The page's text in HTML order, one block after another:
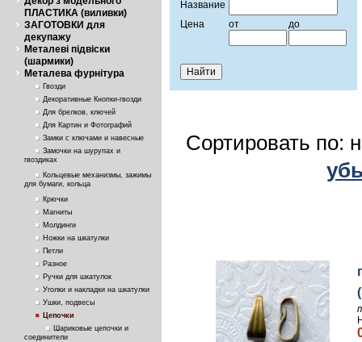
ПЛАСТИКА (виливки)
ЗАГОТОВКИ для
декупажу
Металеві підвіски
(шармики)
Металева фурнітура
Гвозди
Декоративные Кнопки-гвозди
Для брелков, ключей
Для Картин и Фотографий
Замки с ключами и навесные
Замочки на шурупах и
гвоздиках
Кольцевые механизмы, зажимы
для бумаги, кольца
Крючки
Магниты
Молдинги
Ножки на шкатулки
Петли
Разное
Ручки для шкатулок
Уголки и накладки на шкатулки
Ушки, подвесы
Цепочки
Шариковые цепочки и
соединители
Название
Цена
от до
Сортировать по: